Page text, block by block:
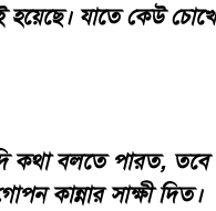
হয়েছে। যাতে কেউ
কথা বলতে পারত, তবে
কান্নার সাক্ষী দিত।